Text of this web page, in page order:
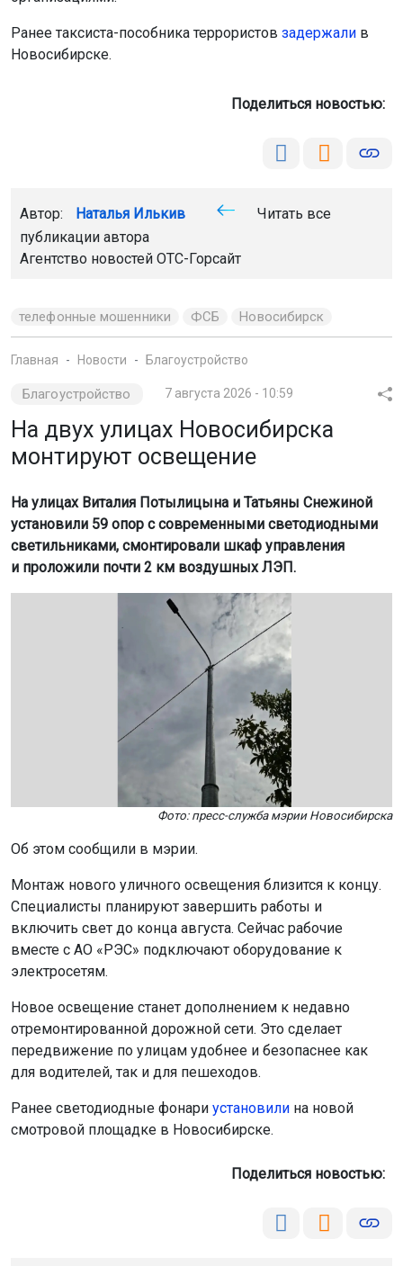
Ранее таксиста-пособника террористов задержали в
Новосибирске.
Поделиться новостью:
Автор: Наталья Илькив
Читать все
публикации автора
Агентство новостей ОТС-Горсайт
телефонные мошенники ФСБ Новосибирск
Главная Новости Благоустройство
Благоустройство 7 августа 2026 - 10:59
На двух улицах Новосибирска
монтируют освещение
На улицах Виталия Потылицына и Татьяны Снежиной
установили 59 опор с современными светодиодными
светильниками, смонтировали шкаф управления
и проложили почти 2 км воздушных ЛЭП.
Фото: пресс-служба мэрии Новосибирска
Об этом сообщили в мэрии.
Монтаж нового уличного освещения близится к концу.
Специалисты планируют завершить работы и
включить свет до конца августа. Сейчас рабочие
вместе с АО «РЭС» подключают оборудование к
электросетям.
Новое освещение станет дополнением к недавно
отремонтированной дорожной сети. Это сделает
передвижение по улицам удобнее и безопаснее как
для водителей, так и для пешеходов.
Ранее светодиодные фонари установили на новой
смотровой площадке в Новосибирске.
Поделиться новостью: